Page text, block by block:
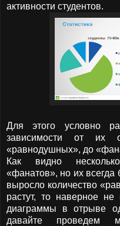
активности студентов.
Для этого условно
зависимости от
«равнодушных», до
Как видно
«фанатов», но их
выросло количество
растут, то наверное не
диаграммы в отрыве
давайте проведем